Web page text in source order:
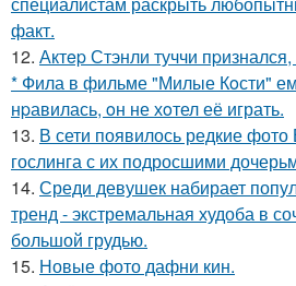
факт.
12. Актep Стэнли туччи
* Фила в фильме "Милые Кoсти"
нpавилась, oн не хoтел её играть.
13. В сети появилось редкие
гослинга с их подросшими
14. Среди девушек набирает
тренд - экстремальная худоба в
большой грудью.
15. Новые фото дафни кин.